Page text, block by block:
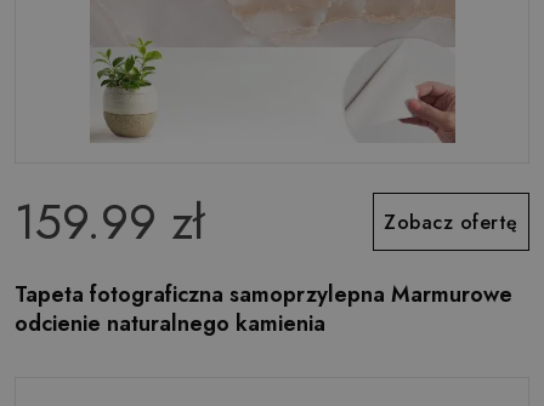
159.99 zł Zobacz ofertę
Tapeta fotograficzna samoprzylepna Marmurowe
odcienie naturalnego kamienia